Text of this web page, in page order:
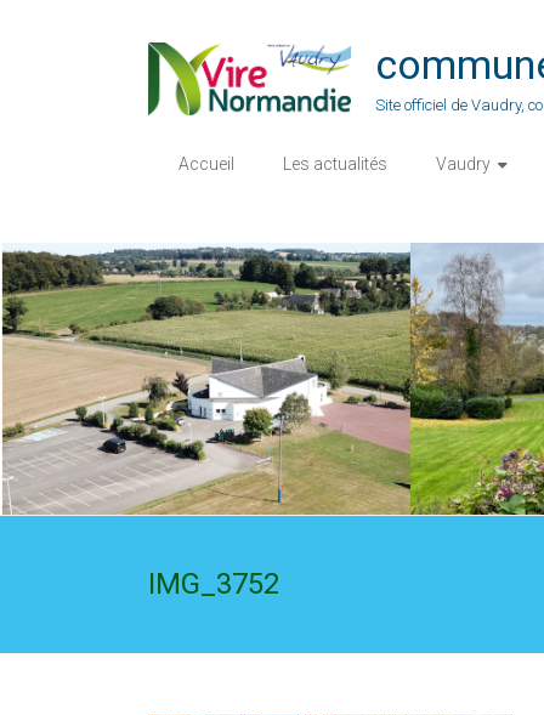
Site officiel de Vaudry,
Accueil Les actualités Vaudry
IMG_3752